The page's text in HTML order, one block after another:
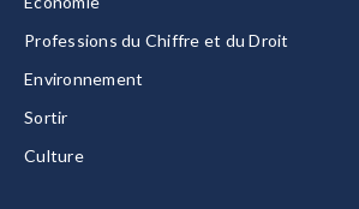
Professions du Chiffre et du Droit
Environnement
Sortir
Culture